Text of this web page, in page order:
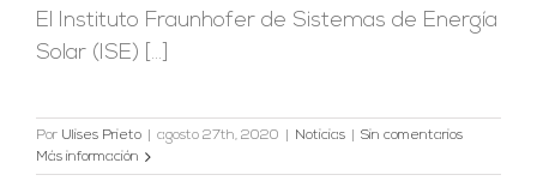
El Instituto Fraunhofer de Sistemas de Energía
Solar (ISE) [...]
Por Ulises Prieto agosto 27th, 2020 Noticias
Sin comentarios
Más información